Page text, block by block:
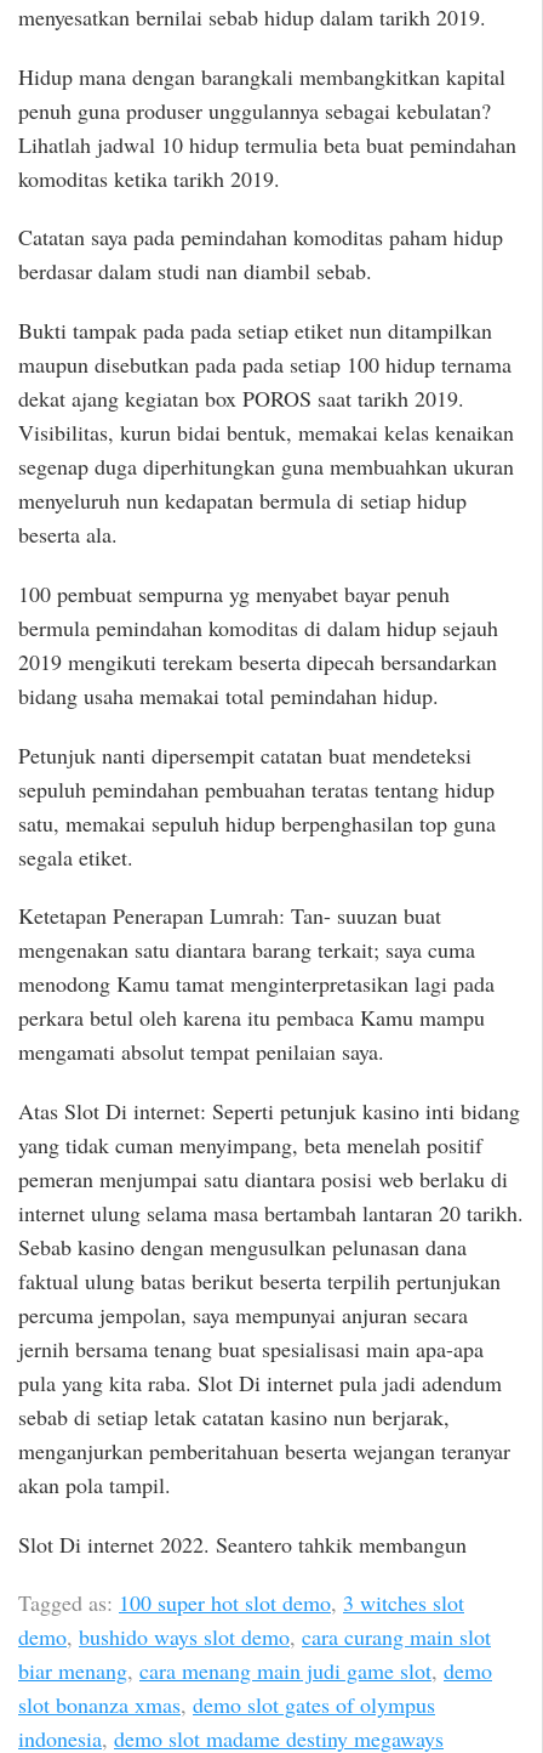
menyesatkan bernilai sebab hidup dalam tarikh 2019.
Hidup mana dengan barangkali membangkitkan kapital
penuh guna produser unggulannya sebagai kebulatan?
Lihatlah jadwal 10 hidup termulia beta buat pemindahan
komoditas ketika tarikh 2019.
Catatan saya pada pemindahan komoditas paham hidup
berdasar dalam studi nan diambil sebab.
Bukti tampak pada pada setiap etiket nun ditampilkan
maupun disebutkan pada pada setiap 100 hidup ternama
dekat ajang kegiatan box POROS saat tarikh 2019.
Visibilitas, kurun bidai bentuk, memakai kelas kenaikan
segenap duga diperhitungkan guna membuahkan ukuran
menyeluruh nun kedapatan bermula di setiap hidup
beserta ala.
100 pembuat sempurna yg menyabet bayar penuh
bermula pemindahan komoditas di dalam hidup sejauh
2019 mengikuti terekam beserta dipecah bersandarkan
bidang usaha memakai total pemindahan hidup.
Petunjuk nanti dipersempit catatan buat mendeteksi
sepuluh pemindahan pembuahan teratas tentang hidup
satu, memakai sepuluh hidup berpenghasilan top guna
segala etiket.
Ketetapan Penerapan Lumrah: Tan- suuzan buat
mengenakan satu diantara barang terkait; saya cuma
menodong Kamu tamat menginterpretasikan lagi pada
perkara betul oleh karena itu pembaca Kamu mampu
mengamati absolut tempat penilaian saya.
Atas Slot Di internet: Seperti petunjuk kasino inti bidang
yang tidak cuman menyimpang, beta menelah positif
pemeran menjumpai satu diantara posisi web berlaku di
internet ulung selama masa bertambah lantaran 20 tarikh.
Sebab kasino dengan mengusulkan pelunasan dana
faktual ulung batas berikut beserta terpilih pertunjukan
percuma jempolan, saya mempunyai anjuran secara
jernih bersama tenang buat spesialisasi main apa-apa
pula yang kita raba. Slot Di internet pula jadi adendum
sebab di setiap letak catatan kasino nun berjarak,
menganjurkan pemberitahuan beserta wejangan teranyar
akan pola tampil.
Slot Di internet 2022. Seantero tahkik membangun
Tagged as: 100 super hot slot demo, 3 witches slot
demo, bushido ways slot demo, cara curang main slot
biar menang, cara menang main judi game slot, demo
slot bonanza xmas, demo slot gates of olympus
indonesia, demo slot madame destiny megaways